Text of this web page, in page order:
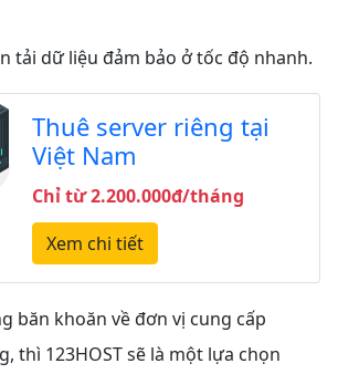
tải dữ liệu đảm bảo ở tốc độ nhanh.
Thuê server riêng tại
Việt Nam
Chỉ từ 2.200.000đ/tháng
Xem chi tiết
băn khoăn về đơn vị cung cấp
thì 123HOST sẽ là một lựa chọn